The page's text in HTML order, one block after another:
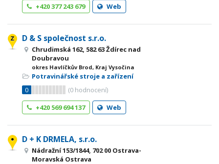
+420 377 243 679
Web
D & S společnost s.r.o.
Chrudimská 162, 582 63 Ždírec nad
Doubravou
okres Havlíčkův Brod, Kraj Vysočina
Potravinářské stroje a zařízení
0
(0 hodnocení)
+420 569 694 137
Web
D + K DRMELA, s.r.o.
Nádražní 153/1844, 702 00 Ostrava-
Moravská Ostrava